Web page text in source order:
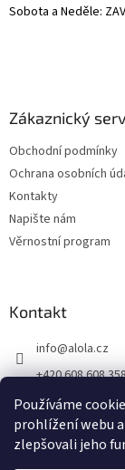
Používáme
prohlížení webu
zlepšovali jeho
Sobota a Neděle:
Zákaznický
Obchodní podmínky
Ochrana osobních
Kontakty
Napište nám
Věrnostní program
Kontakt
info@alola.cz
+420 608 608
https://
alola.cz/